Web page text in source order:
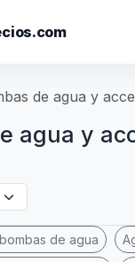
de agua y
agua y
de agua